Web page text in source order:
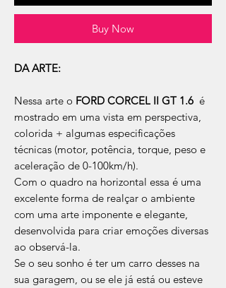
Buy Now
DA ARTE:
Nessa arte o FORD CORCEL II GT 1.6 é
mostrado em uma vista em perspectiva,
colorida + algumas especificações
técnicas (motor, potência, torque, peso e
aceleração de 0-100km/h).
Com o quadro na horizontal essa é uma
excelente forma de realçar o ambiente
com uma arte imponente e elegante,
desenvolvida para criar emoções diversas
ao observá-la.
Se o seu sonho é ter um carro desses na
sua garagem, ou se ele já está ou esteve